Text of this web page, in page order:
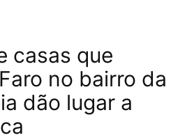
casas que
no bairro da
dão lugar a